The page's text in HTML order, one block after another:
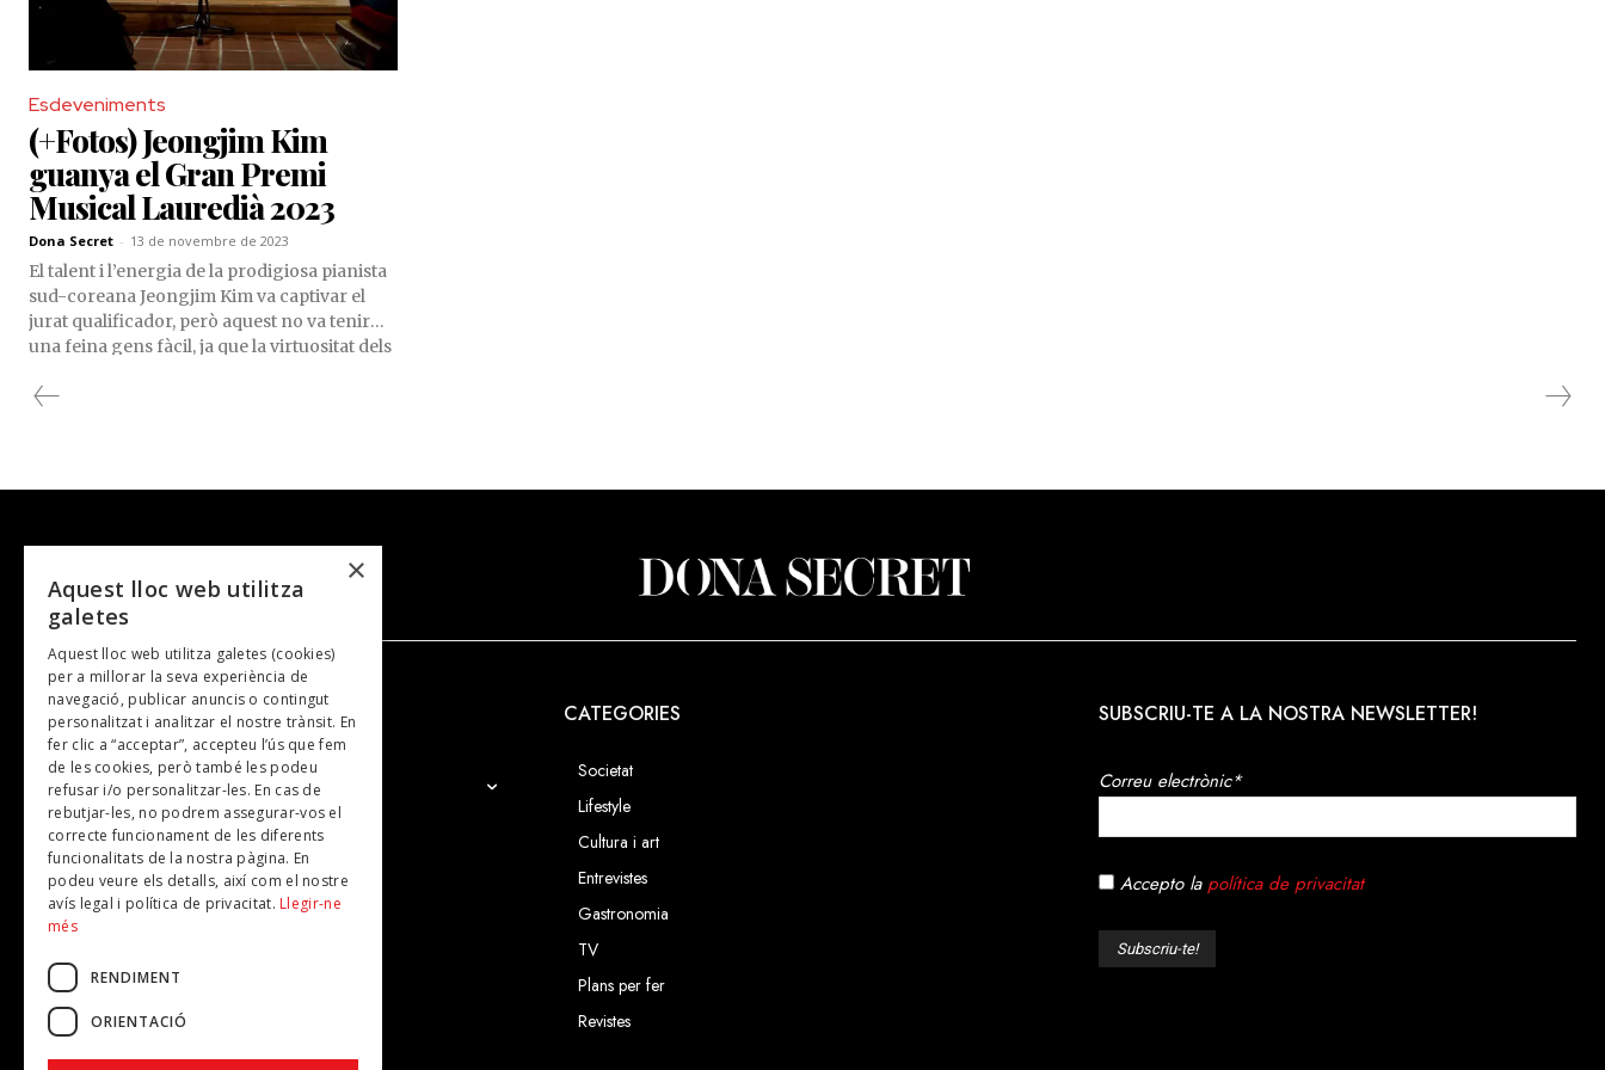
Esdeveniments
(+Fotos) Jeongjim Kim
guanya el Gran Premi
Musical Lauredià 2023
Dona Secret - 13 de novembre de 2023
El talent i l’energia de la prodigiosa pianista
sud-coreana Jeongjim Kim va captivar el
jurat qualificador, però aquest no va tenir
una feina gens fàcil, ja que la virtuositat dels
totes les expectatives. Així ho va destacar
NOSALTRES
El Grup
Contacte
Subscripcions
Publicitat
CATEGORIES
Societat
Lifestyle
Cultura i art
Entrevistes
Gastronomia
TV
Plans per fer
Revistes
SUBSCRIU-TE A LA NOSTRA NEWSLETTER!
Correu electrònic*
Accepto la política de privacitat
×
Aquest lloc web utilitza
galetes
Aquest lloc web utilitza galetes (cookies)
per a millorar la seva experiència de
navegació, publicar anuncis o contingut
personalitzat i analitzar el nostre trànsit. En
fer clic a “acceptar”, accepteu l’ús que fem
de les cookies, però també les podeu
refusar i/o personalitzar-les. En cas de
rebutjar-les, no podrem assegurar-vos el
correcte funcionament de les diferents
funcionalitats de la nostra pàgina. En
podeu veure els detalls, així com el nostre
avís legal i política de privacitat. Llegir-ne
més
RENDIMENT
ORIENTACIÓ